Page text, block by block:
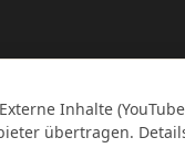
Inhalte
übertragen.